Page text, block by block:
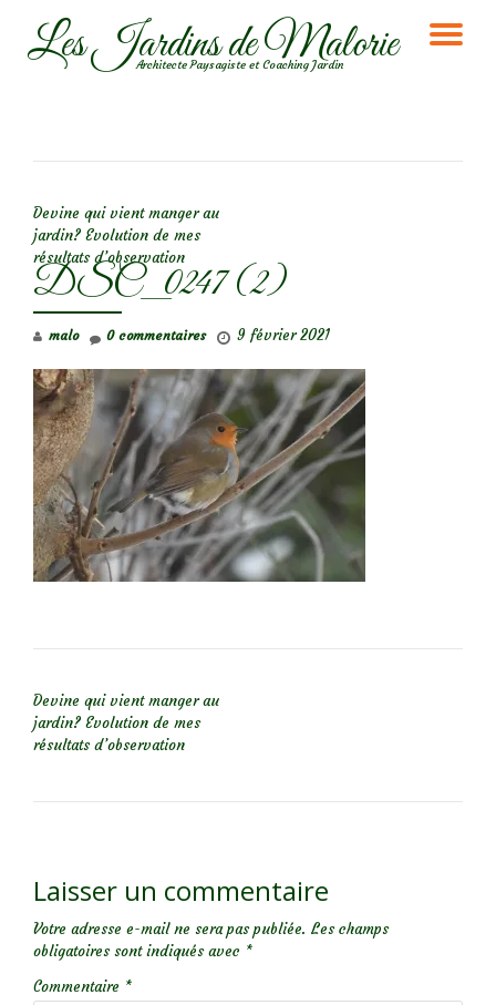
AllerLes Jardins de Malorie
Architecte Paysagiste et Coaching Jardin
Devine qui vient manger au
jardin? Evolution de mes
résultats d’observation
DSC_0247 (2)
malo 9 février 2021
0 commentaires
Devine qui vient manger au
jardin? Evolution de mes
résultats d’observation
Laisser un commentaire
Votre adresse e-mail ne sera pas publiée. Les champs
obligatoires sont indiqués avec *
Commentaire *